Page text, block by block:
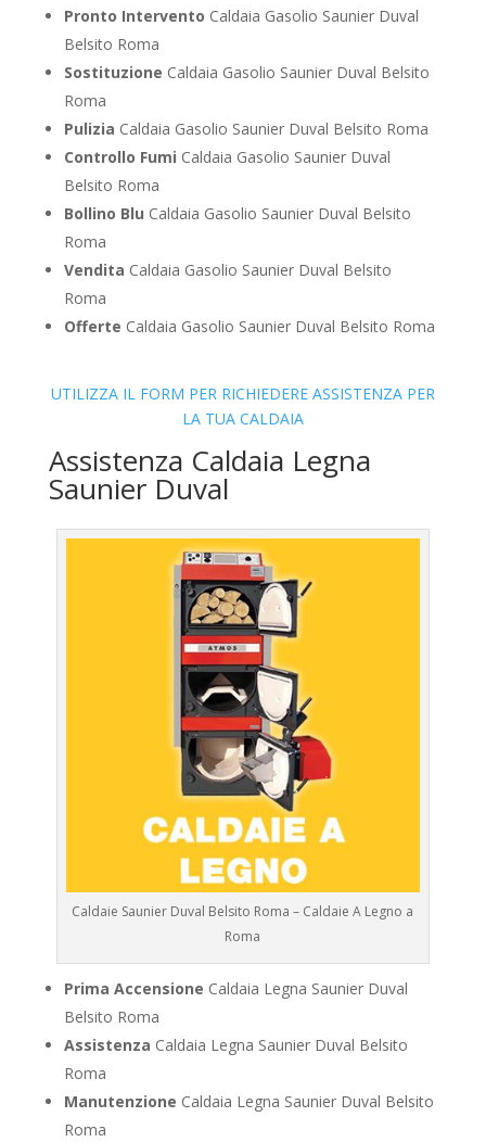
Pronto Intervento Caldaia Gasolio Saunier Duval
Belsito Roma
Sostituzione Caldaia Gasolio Saunier Duval Belsito
Roma
Pulizia Caldaia Gasolio Saunier Duval Belsito Roma
Controllo Fumi Caldaia Gasolio Saunier Duval
Belsito Roma
Bollino Blu Caldaia Gasolio Saunier Duval Belsito
Roma
Vendita Caldaia Gasolio Saunier Duval Belsito
Roma
Offerte Caldaia Gasolio Saunier Duval Belsito Roma
UTILIZZA IL FORM PER RICHIEDERE ASSISTENZA PER
LA TUA CALDAIA
Assistenza Caldaia Legna
Saunier Duval
Caldaie Saunier Duval Belsito Roma – Caldaie A Legno a
Roma
Prima Accensione Caldaia Legna Saunier Duval
Belsito Roma
Assistenza Caldaia Legna Saunier Duval Belsito
Roma
Manutenzione Caldaia Legna Saunier Duval Belsito
Roma